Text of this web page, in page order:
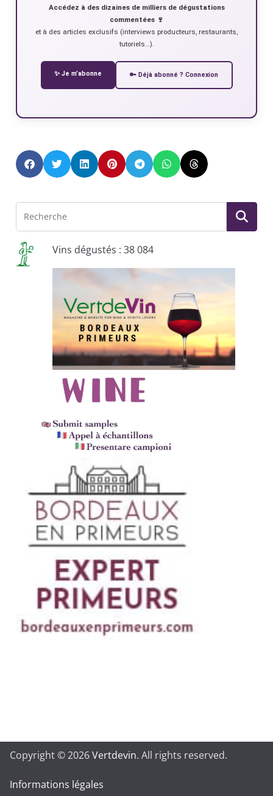
Accédez à des dizaines de milliers de dégustations
commentées 🍷
et à des articles exclusifs (interviews producteurs, restaurants,
tutoriels…).
✨ Je m’abonne 🔑 Déjà abonné ? Connexion
Vins dégustés : 38 084
Copyright © 2026Vertdevin. All rights reserved.
Informations légales